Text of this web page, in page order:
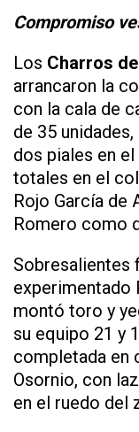
Compromiso
Los Charros
arrancaron la
con la cala de
de 35
dos piales en
totales en el
Rojo García de
Romero como
Sobresalientes
experimentado
montó toro y
su equipo 21 y
completada en
Osornio, con
en el ruedo del